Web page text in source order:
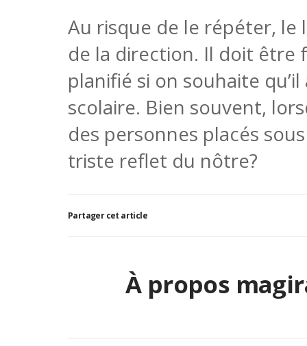
Au risque de le répéter, le
de la direction. Il doit être
planifié si on souhaite
scolaire. Bien souvent,
des personnes placés
triste reflet du nôtre?
Partager cet article
À propos